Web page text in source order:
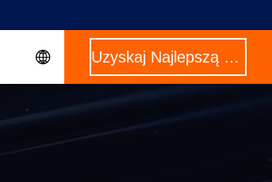
Uzyskaj Najlepszą Cenę